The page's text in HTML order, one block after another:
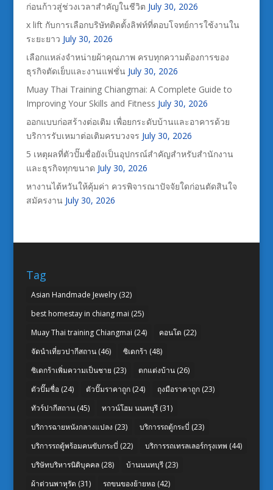
ก่อนก้าวสู่ช่วงเวลาสำคัญในชีวิต July 30, 2026
x lift กับการเลือกบริษัทติดตั้งลิฟท์ที่ตอบโจทย์การใช้งานใน
ระยะยาว July 30, 2026
เลือกแหล่งจำหน่ายผ้าคุณภาพ ครบทุกความต้องการของ
ธุรกิจตัดเย็บและงานแฟชั่น July 30, 2026
Muay Thai Training Chiangmai: A Complete Guide to
Improving Your Skills and Fitness July 30, 2026
ออกแบบก่อสร้างต่อเติม เพื่อยกระดับบ้านและอาคารด้วย
บริการรับเหมาต่อเติมครบวงจร July 30, 2026
5 เหตุผลที่ตัวปั๊มชื่อยังเป็นอุปกรณ์สำคัญสำหรับสำนักงาน
และธุรกิจทุกขนาด July 30, 2026
หางานไต้หวันให้คุ้มค่า ควรพิจารณาปัจจัยใดก่อนตัดสินใจ
สมัครงาน July 30, 2026
Tag
Asian Handmade Jewelry(32)
best homestay in chiang mai (25)
Muay Thai training Chiangmai (24) คอนโด (22)
จัดนำเที่ยวปากีสถาน(46) ซิเดกร้า (48)
ซิเดกร้าเพิ่มความเป็นชาย (23) ตกแต่งบ้าน(26)
ตัวปั๊มชื่อ(24) ตัวปั๊มราคาถูก(24) ถุงมือราคาถูก(23)
ทัวร์ปากีสถาน(45) ทาวน์โฮม นนทบุรี(31)
บริการฉายหนังกลางแปลง (23) บริการรถตู้กระบี่ (23)
บริการรถตู้พร้อมคนขับกระบี่ (22) บริการรถเทรลเลอร์กรุงเทพ (44)
บริษัทบริหารนิติบุคคล(28) บ้านนนทบุรี(23)
ผ้าต่วนพาหุรัด (31) รถขนของย้ายหอ(42)